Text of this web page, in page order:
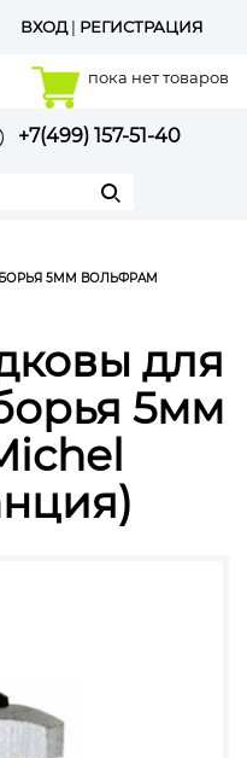
ВХОД| РЕГИСТРАЦИЯ
пока нет товаров
+7(499) 157-51-40
5ММ ВОЛЬФРАМ
для
5мм